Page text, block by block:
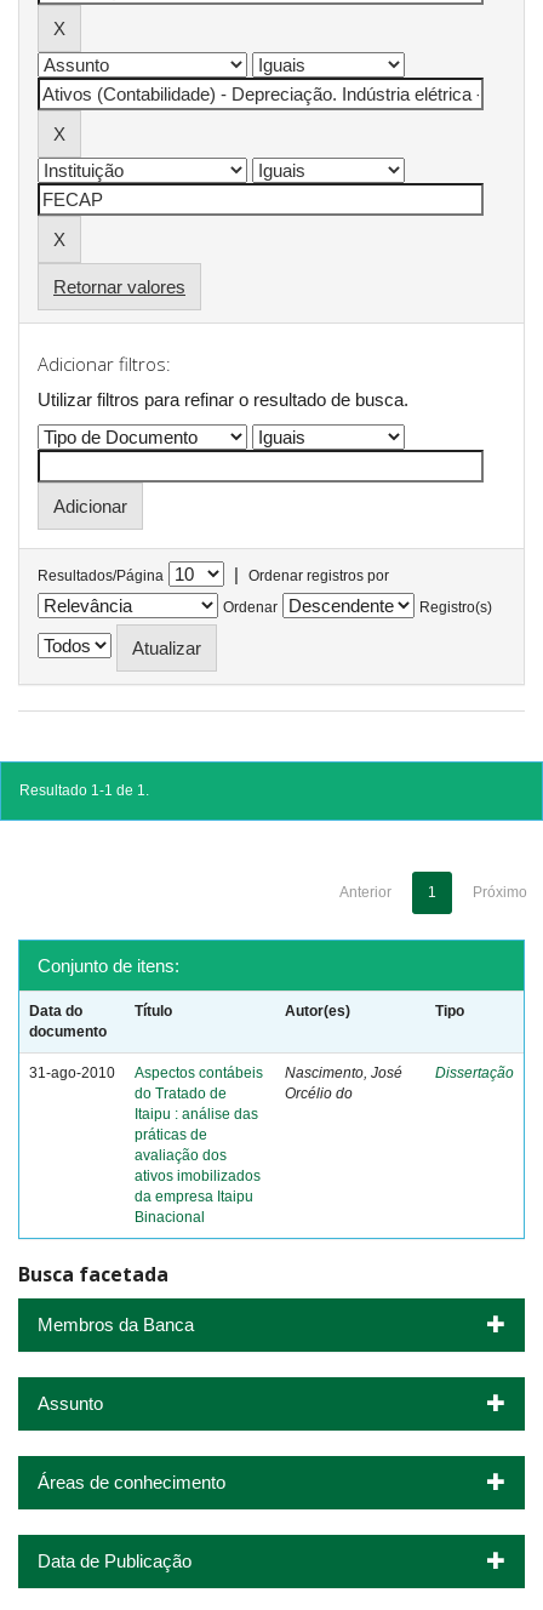
Retornar valores
Adicionar filtros:
Utilizar filtros para refinar o resultado de busca.
Resultados/Página |
Ordenar registros por
Ordenar
Registro(s)
Resultado 1-1 de 1.
Anterior 1 Próximo
Conjunto de itens:
Data do
documento
Título Autor(es) Tipo
31-ago-2010
Aspectos contábeis
do Tratado de
Itaipu : análise das
práticas de
avaliação dos
ativos imobilizados
da empresa Itaipu
Binacional
Nascimento, José
Orcélio do
Dissertação
Busca facetada
Membros da Banca
Assunto
Áreas de conhecimento
Data de Publicação